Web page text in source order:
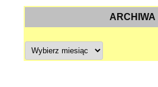
ARCHIWA
A
c